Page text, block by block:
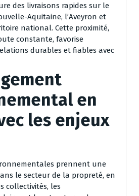
des livraisons rapides sur le
Aquitaine, l’Aveyron et
national. Cette proximité,
constante, favorise
durables et fiables avec
en
les enjeux
prennent une
le secteur de la propreté, en
collectivités, les